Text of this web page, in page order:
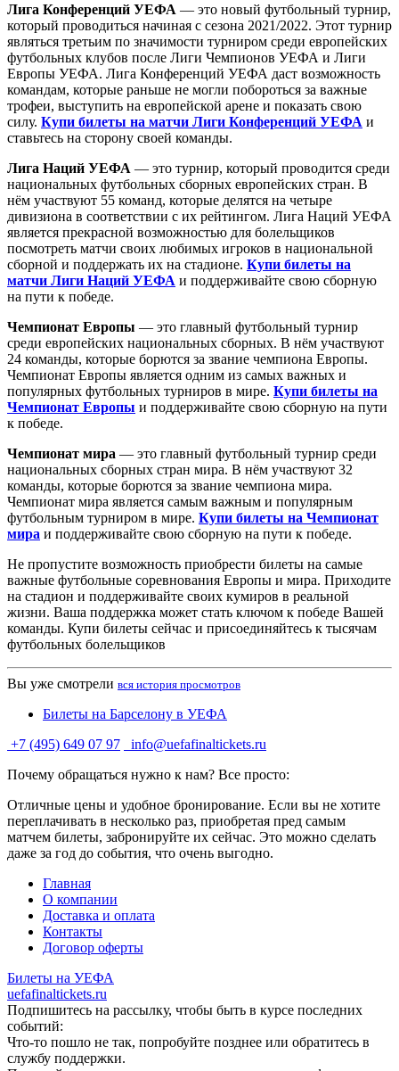
Лига Конференций УЕФА — это новый футбольный турнир,
который проводиться начиная с сезона 2021/2022. Этот турнир
являться третьим по значимости турниром среди европейских
футбольных клубов после Лиги Чемпионов УЕФА и Лиги
Европы УЕФА. Лига Конференций УЕФА даст возможность
командам, которые раньше не могли побороться за важные
трофеи, выступить на европейской арене и показать свою
силу. Купи билеты на матчи Лиги Конференций УЕФА и
ставьтесь на сторону своей команды.
Лига Наций УЕФА — это турнир, который проводится среди
национальных футбольных сборных европейских стран. В
нём участвуют 55 команд, которые делятся на четыре
дивизиона в соответствии с их рейтингом. Лига Наций УЕФА
является прекрасной возможностью для болельщиков
посмотреть матчи своих любимых игроков в национальной
сборной и поддержать их на стадионе. Купи билеты на
матчи Лиги Наций УЕФА и поддерживайте свою сборную
на пути к победе.
Чемпионат Европы — это главный футбольный турнир
среди европейских национальных сборных. В нём участвуют
24 команды, которые борются за звание чемпиона Европы.
Чемпионат Европы является одним из самых важных и
популярных футбольных турниров в мире. Купи билеты на
Чемпионат Европы и поддерживайте свою сборную на пути
к победе.
Чемпионат мира — это главный футбольный турнир среди
национальных сборных стран мира. В нём участвуют 32
команды, которые борются за звание чемпиона мира.
Чемпионат мира является самым важным и популярным
футбольным турниром в мире. Купи билеты на Чемпионат
мира и поддерживайте свою сборную на пути к победе.
Не пропустите возможность приобрести билеты на самые
важные футбольные соревнования Европы и мира. Приходите
на стадион и поддерживайте своих кумиров в реальной
жизни. Ваша поддержка может стать ключом к победе Вашей
команды. Купи билеты сейчас и присоединяйтесь к тысячам
футбольных болельщиков
Вы уже смотрели вся история просмотров
Билеты на Барселону в УЕФА
+7 (495) 649 07 97
info@uefafinaltickets.ru
Почему обращаться нужно к нам? Все просто:
Отличные цены и удобное бронирование. Если вы не хотите
переплачивать в несколько раз, приобретая пред самым
матчем билеты, забронируйте их сейчас. Это можно сделать
даже за год до события, что очень выгодно.
Главная
О компании
Доставка и оплата
Контакты
Договор оферты
Билеты на УЕФА
uefafinaltickets.ru
Подпишитесь на рассылку, чтобы быть в курсе последних
событий:
Что-то пошло не так, попробуйте позднее или обратитесь в
службу поддержки.